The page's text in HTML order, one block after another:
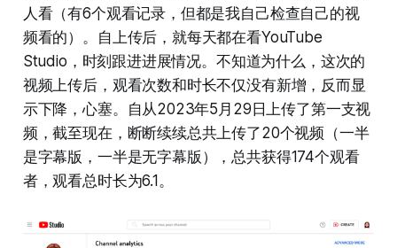
人看（有6个观看记录，但都是我自己检查自己的视
频看的）。自上传后，就每天都在看YouTube
Studio，时刻跟进进展情况。不知道为什么，这次的
视频上传后，观看次数和时长不仅没有新增，反而显
示下降，心塞。自从2023年5月29日上传了第一支视
频，截至现在，断断续续总共上传了20个视频（一半
是字幕版，一半是无字幕版），总共获得174个观看
者，观看总时长为6.1。